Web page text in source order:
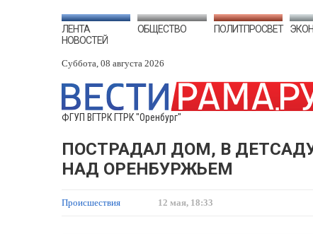
ЛЕНТА
НОВОСТЕЙ
ОБЩЕСТВО ПОЛИТПРОСВЕТ
Суббота, 08 августа 2026
ФГУП ВГТРК ГТРК "Оренбург"
ПОСТРАДАЛ ДОМ, В
НАД ОРЕНБУРЖЬЕМ
Происшествия 12 мая, 18:33